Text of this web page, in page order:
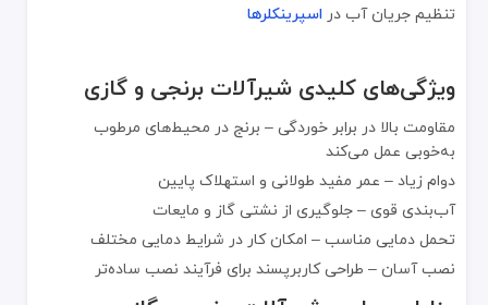
مقایسه با محصولات جایگزین
دوام
بالا متوسط
مقاومت در برابر خوردگی
بسیار بالا
هزینه
متوسط پایین
تحمل فشار
نوآوری‌ها در حوزه شیرآلات برنجی و گازی
شیرآلات هوشمند (Smart Valves) – قابلیت کنترل از راه دور و اتصال به اینترنت اشیا
پوشش‌های سازگار با محیط زیست – کاهش اثرات زیست‌محیطی در
بهبود فناوری آب‌بندی – امنیت بیشتر در کاربردهای گاز
تنظیم جریان آب در اسپرینکلرها
ویژگی‌های کلیدی شیرآلات برنجی و گازی
مقاومت بالا در برابر خوردگی – برنج در محیط‌های مرطوب
به‌خوبی عمل می‌کند
دوام زیاد – عمر مفید طولانی و استهلاک پایین
آب‌بندی قوی – جلوگیری از نشتی گاز و مایعات
تحمل دمایی مناسب – امکان کار در شرایط دمایی مختلف
نصب آسان – طراحی کاربرپسند برای فرآیند نصب ساده‌تر